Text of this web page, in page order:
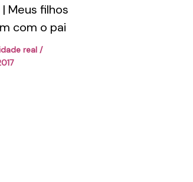
Meus filhos
com o pai
real /